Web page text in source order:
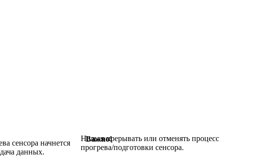
сенсора начнется
данных.
Важно!
Нельзя прерывать или отменять процесс
прогрева/подготовки сенсора.